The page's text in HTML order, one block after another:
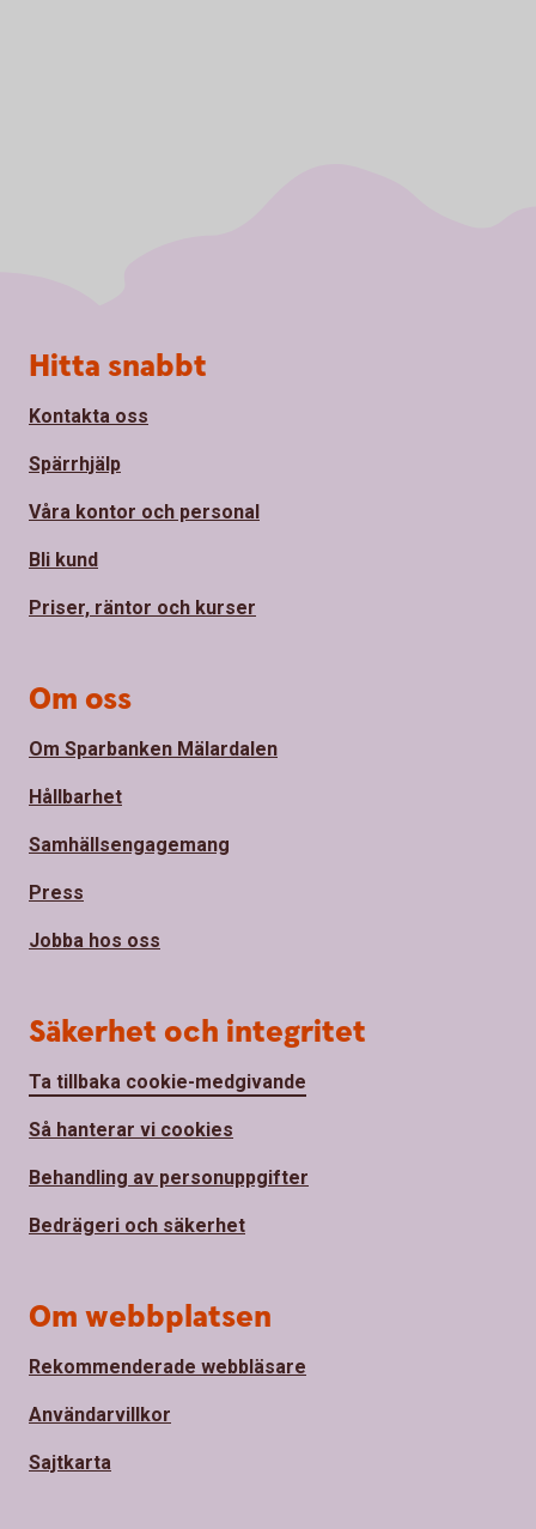
Sidfot
Hitta snabbt
Kontakta oss
Spärrhjälp
Våra kontor och personal
Bli kund
Priser, räntor och kurser
Om oss
Om Sparbanken Mälardalen
Hållbarhet
Samhällsengagemang
Press
Jobba hos oss
Säkerhet och integritet
Ta tillbaka cookie-medgivande
Så hanterar vi cookies
Behandling av personuppgifter
Bedrägeri och säkerhet
Om webbplatsen
Rekommenderade webbläsare
Användarvillkor
Sajtkarta